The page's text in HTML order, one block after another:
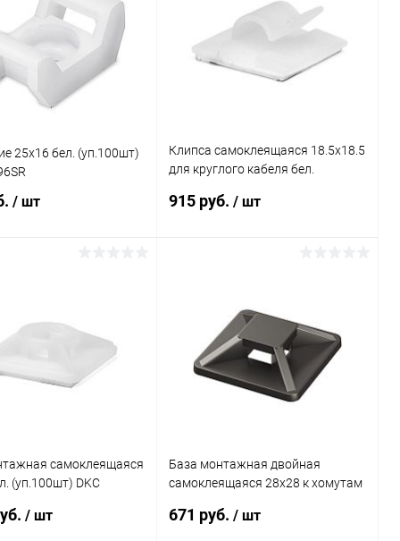
в 1 клик Сравнение
В наличии
Купить в 1 клик Сравнение
В избранное В наличии
25х16 бел. (уп.100шт)
/ шт
в 1 клик
В наличии
Клипса самоклеящаяся 18.5х18.5
для круглого кабеля бел.
915 руб./ шт
Купить в 1 клик Сравнение
В избранное В наличии
самоклеящаяся
(уп.100шт) DKC
/ шт
База монтажная двойная
самоклеящаяся 28х28 к хомутам
671 руб./ шт